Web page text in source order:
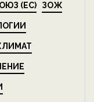
(ЕС) ЗОЖ